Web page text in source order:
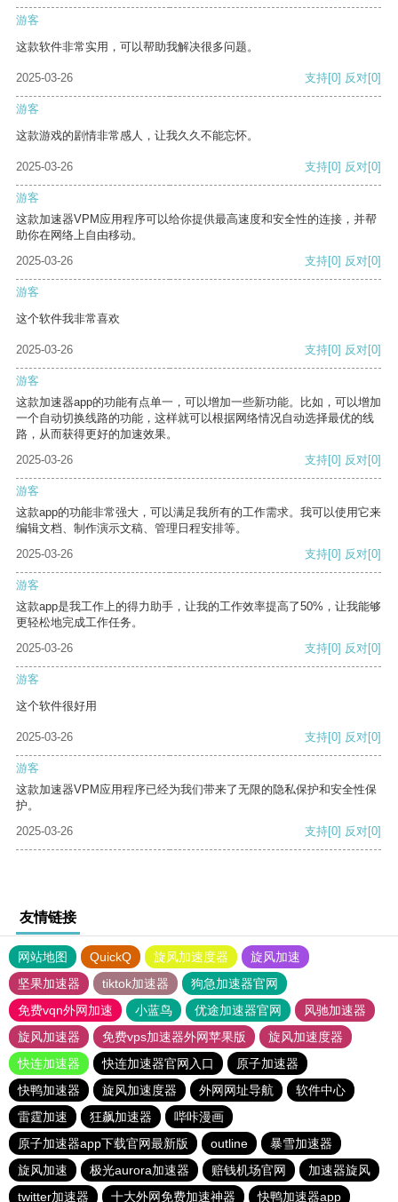
游客
这款软件非常实用，可以帮助我解决很多问题。
2025-03-26 支持[0] 反对[0]
游客
这款游戏的剧情非常感人，让我久久不能忘怀。
2025-03-26 支持[0] 反对[0]
游客
这款加速器VPM应用程序可以给你提供最高速度和安全性的连接，并帮
助你在网络上自由移动。
2025-03-26
支持[0] 反对[0]
游客
这个软件我非常喜欢
2025-03-26 支持[0] 反对[0]
游客
这款加速器app的功能有点单一，可以增加一些新功能。比如，可以增加
一个自动切换线路的功能，这样就可以根据网络情况自动选择最优的线
路，从而获得更好的加速效果。
2025-03-26
支持[0] 反对[0]
游客
这款app的功能非常强大，可以满足我所有的工作需求。我可以使用它来
编辑文档、制作演示文稿、管理日程安排等。
2025-03-26
支持[0] 反对[0]
游客
这款app是我工作上的得力助手，让我的工作效率提高了50%，让我能够
更轻松地完成工作任务。
2025-03-26
支持[0] 反对[0]
游客
这个软件很好用
2025-03-26 支持[0] 反对[0]
游客
这款加速器VPM应用程序已经为我们带来了无限的隐私保护和安全性保
护。
2025-03-26
支持[0] 反对[0]
友情链接
网站地图 QuickQ 旋风加速度器
旋风加速
坚果加速器
tiktok加速器
狗急加速器官网
免费vqn外网加速
小蓝鸟 优途加速器官网
风驰加速器
旋风加速器
免费vps加速器外网苹果版
旋风加速度器
快连加速器
快连加速器官网入口
原子加速器
快鸭加速器
旋风加速度器 外网网址导航
软件中心
雷霆加速
狂飙加速器
哔咔漫画
原子加速器app下载官网最新版
outline
暴雪加速器
旋风加速
极光aurora加速器 赔钱机场官网
加速器旋风
twitter加速器
十大外网免费加速神器 快鸭加速器app